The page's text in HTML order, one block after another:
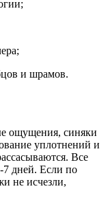
и шрамов.
ощущения, синяки
уплотнений и
Все
7 дней. Если по
не исчезли,